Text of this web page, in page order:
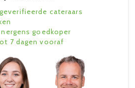
cateraars
goedkoper
7 dagen vooraf